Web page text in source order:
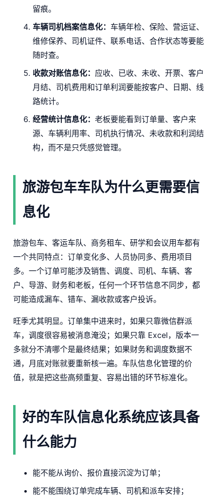
留痕。
车辆司机档案信息化： 车辆年检、保险、营运证、
维修保养、司机证件、联系电话、合作状态等要能
随时查。
收款对账信息化： 应收、已收、未收、开票、客户
月结、司机费用和订单利润要能按客户、日期、线
路统计。
经营统计信息化： 老板要能看到订单量、客户来
源、车辆利用率、司机执行情况、未收款和利润结
构，而不是只凭感觉管理。
旅游包车车队为什么更需要信
息化
旅游包车、客运车队、商务租车、研学和会议用车都有
一个共同特点：订单变化多、人员协同多、费用项目
多。一个订单可能涉及销售、调度、司机、车辆、客
户、导游、财务和老板，任何一个环节信息不同步，都
可能造成漏车、错车、漏收款或客户投诉。
旺季尤其明显。订单集中进来时，如果只靠微信群派
车，调度很容易被消息淹没；如果只靠 Excel，版本一
多就分不清哪个是最终结果；如果财务和调度数据不
通，月底对账就要重新核一遍。车队信息化管理的价
值，就是把这些高频重复、容易出错的环节标准化。
好的车队信息化系统应该具备
什么能力
能不能从询价、报价直接沉淀为订单；
能不能围绕订单完成车辆、司机和派车安排；